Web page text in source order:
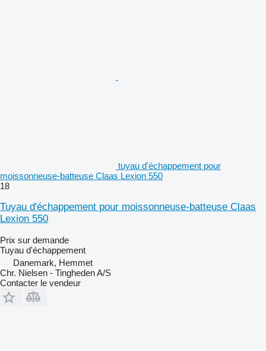
tuyau d'échappement pour
moissonneuse-batteuse Claas Lexion 550
18
Tuyau d'échappement pour moissonneuse-batteuse Claas
Lexion 550
Prix sur demande
Tuyau d'échappement
Danemark, Hemmet
Chr. Nielsen - Tingheden A/S
Contacter le vendeur